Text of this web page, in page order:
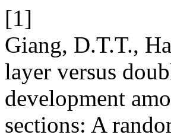
[1]
Giang, D.T.T.,
layer versus
development
sections: A